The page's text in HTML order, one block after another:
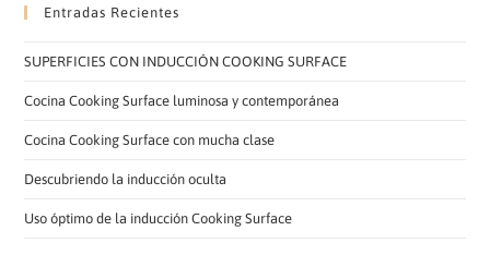
Entradas Recientes
SUPERFICIES CON INDUCCIÓN COOKING SURFACE
Cocina Cooking Surface luminosa y contemporánea
Cocina Cooking Surface con mucha clase
Descubriendo la inducción oculta
Uso óptimo de la inducción Cooking Surface